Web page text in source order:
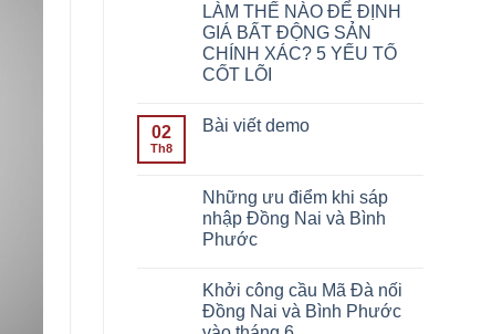
LÀM THẾ NÀO ĐỂ ĐỊNH
GIÁ BẤT ĐỘNG SẢN
CHÍNH XÁC? 5 YẾU TỐ
CỐT LÕI
02
Th8
Bài viết demo
Những ưu điểm khi sáp
nhập Đồng Nai và Bình
Phước
Khởi công cầu Mã Đà nối
Đồng Nai và Bình Phước